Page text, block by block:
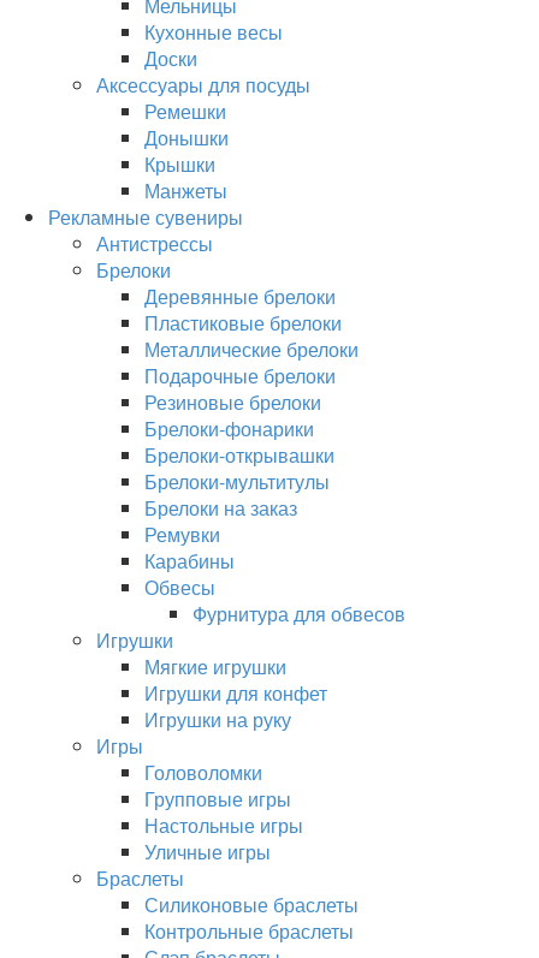
Кухонные весы
Доски
Аксессуары для посуды
Ремешки
Донышки
Крышки
Манжеты
Рекламные сувениры
Антистрессы
Брелоки
Деревянные брелоки
Пластиковые брелоки
Металлические брелоки
Подарочные брелоки
Резиновые брелоки
Брелоки-фонарики
Брелоки-открывашки
Брелоки-мультитулы
Брелоки на заказ
Ремувки
Карабины
Обвесы
Фурнитура для обвесов
Игрушки
Мягкие игрушки
Игрушки для конфет
Игрушки на руку
Игры
Головоломки
Групповые игры
Настольные игры
Уличные игры
Браслеты
Силиконовые браслеты
Контрольные браслеты